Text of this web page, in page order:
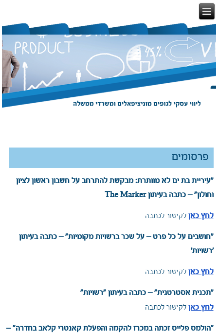
פרסומים
"עיריית בת ים לא מוותרת: מבקשת להתרחב על חשבון ראשון לציון
וחולון" – כתבה בעיתון The Marker
לחץ כאן לקישור לכתבה
"חושבים על כל פרט – על שכר ברשויות מקומיות" – כתבה בעיתון
'רשויות'
לחץ כאן לקישור לכתבה
"תכנית אסטרטגית“ – כתבה בעיתון "רשויות"
לחץ כאן לקישור לכתבה
"הולמס פלייס זכתה במכרז להקמה והפעלת קאנטרי קלאב בחדרה“ –